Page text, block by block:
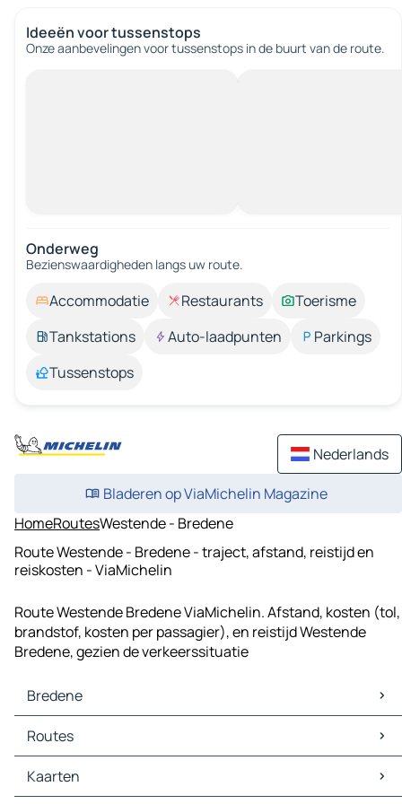
Ideeën voor tussenstops
Onze aanbevelingen voor tussenstops in de buurt van de route.
Onderweg
Bezienswaardigheden langs uw route.
Accommodatie Restaurants
Toerisme
Tankstations
Auto-laadpunten
Parkings
Tussenstops
Nederlands
Bladeren op ViaMichelin Magazine
HomeRoutesWestende - Bredene
Route Westende - Bredene - traject, afstand, reistijd en
reiskosten - ViaMichelin
Route Westende Bredene ViaMichelin. Afstand, kosten (tol,
brandstof, kosten per passagier), en reistijd Westende
Bredene, gezien de verkeerssituatie
Bredene
Bredene Kaarten
Bredene Verkeer
Bredene Hotels
Bredene Restaurants
Routes
Routes Bredene - Oostende
Routes Bredene - Brugge
Kaarten